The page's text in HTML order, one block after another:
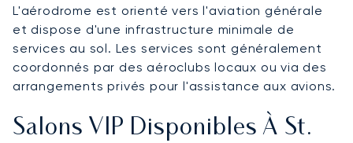
L'aérodrome est orienté vers l'aviation générale
et dispose d'une infrastructure minimale de
services au sol. Les services sont généralement
coordonnés par des aéroclubs locaux ou via des
arrangements privés pour l'assistance aux avions.
Salons VIP Disponibles À St.